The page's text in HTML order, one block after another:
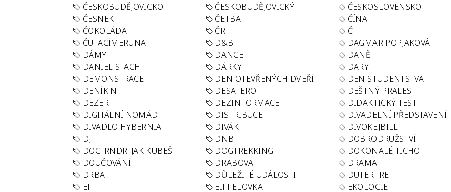
ČESKOBUDĚJOVICKO
ČESKOBUDĚJOVICKÝ
ČESKOSLOVENSKO
ČESNEK
ČETBA
ČÍNA
ČOKOLÁDA
ČR
ČT
ČUTACÍMERUNA
D&B
DAGMAR POPJAKOVÁ
DÁMY
DANCE
DANĚ
DANIEL STACH
DÁRKY
DARY
DEMONSTRACE
DEN OTEVŘENÝCH DVEŘÍ
DEN STUDENTSTVA
DENÍK N
DESATERO
DEŠTNÝ PRALES
DEZERT
DEZINFORMACE
DIDAKTICKÝ TEST
DIGITÁLNÍ NOMÁD
DISTRIBUCE
DIVADELNÍ PŘEDSTAVENÍ
DIVADLO HYBERNIA
DIVÁK
DIVOKEJBILL
DJ
DNB
DOBRODRUŽSTVÍ
DOC. RNDR. JAK KUBEŠ
DOGTREKKING
DOKONALÉ TICHO
DOUČOVÁNÍ
DRABOVA
DRAMA
DRBA
DŮLEŽITÉ UDÁLOSTI
DUTERTRE
EF
EIFFELOVKA EKOLOGIE